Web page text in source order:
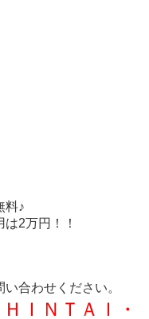
料♪
2万円！！
合わせください。
ＩＮＴＡＩ・